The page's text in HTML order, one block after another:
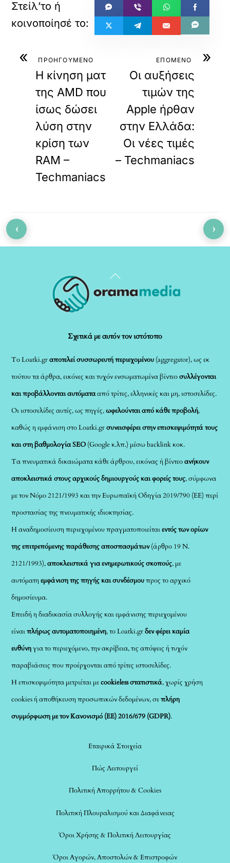
« ΠΡΟΗΓΟΥΜΕΝΟ
Η κίνηση ματ
της AMD που
ίσως δώσει
λύση στην
κρίση των
RAM –
Techmaniacs
»
ΕΠΟΜΕΝΟ
Οι αυξήσεις
τιμών της
Apple ήρθαν
στην Ελλάδα:
Οι νέες τιμές
– Techmaniacs
Back
To
Σχετικά με αυτόν τον ιστότοπο
Το Loatki.grαποτελεί συσσωρευτή περιεχομένου (aggregator), ως εκ
τούτου τα άρθρα, εικόνες και τυχόν ενσωματωμένα βίντεοσυλλέγονται
και προβάλλονται αυτόματααπό τρίτες, ελληνικές και μη, ιστοσελίδες.
Οι ιστοσελίδες αυτές, ως πηγές,ωφελούνται από κάθε προβολή,
καθώς η εμφάνιση στο Loatki.grσυνεισφέρει στην επισκεψιμότητά τους
και στη βαθμολογία SEO (Google κ.λπ.) μέσω backlink κοκ.
Τα πνευματικά δικαιώματα κάθε άρθρου, εικόνας ή βίντεοανήκουν
αποκλειστικά στους αρχικούς δημιουργούς και φορείς τους, σύμφωνα
με τον Νόμο 2121/1993 και την Ευρωπαϊκή Οδηγία 2019/790 (ΕΕ) περί
προστασίας της πνευματικής ιδιοκτησίας.
Η αναδημοσίευση περιεχομένου πραγματοποιείταιεντός των ορίων
της επιτρεπόμενης παράθεσης αποσπασμάτων(άρθρο 19 Ν.
2121/1993),αποκλειστικά για ενημερωτικούς σκοπούς, με
αυτόματηεμφάνιση της πηγής και συνδέσμουπρος το αρχικό
δημοσίευμα.
Επειδή η διαδικασία συλλογής και εμφάνισης περιεχομένου
είναιπλήρως αυτοματοποιημένη, το Loatki.grδεν φέρει καμία
ευθύνηγια το περιεχόμενο, την ακρίβεια, τις απόψεις ή τυχόν
παραβιάσεις που προέρχονται από τρίτες ιστοσελίδες.
Η επισκεψιμότητα μετριέται μεcookieless στατιστικά, χωρίς χρήση
cookies ή αποθήκευση προσωπικών δεδομένων, σεπλήρη
συμμόρφωση με τον Κανονισμό (ΕΕ) 2016/679 (GDPR).
Εταιρικά Στοιχεία
Πώς Λειτουργεί
Πολιτική Απορρήτου & Cookies
Πολιτική Πλουραλισμού και Διαφάνειας
Όροι Χρήσης & Πολιτική Λειτουργίας
Όροι Αγορών, Αποστολών & Επιστροφών
‹ ›